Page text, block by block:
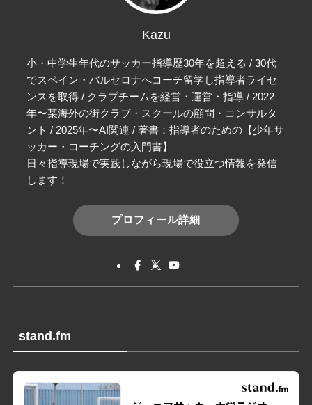
Kazu
小・中学生年代のサッカー指導歴30年を超える / 30代
でスペイン・バルセロナへコーチ留学し指導者ライセ
ンスを取得 / クラブチームを経営・運営・指導 / 2022
年〜某海外の街クラブ・スクールの顧問・コンサルタ
ント / 2025年〜AI関連 / 著書：指導者のための【少年サ
ッカー・コーチングの入門書】
日々指導現場で実践しながら現場で役立つ情報を発信
します！
プロフィール詳細
stand.fm